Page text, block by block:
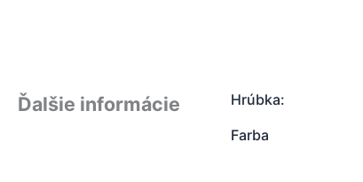
Ďalšie informácie Hrúbka:
Farba